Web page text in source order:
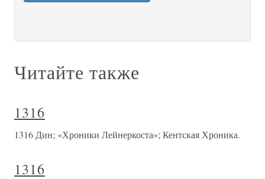
Читайте также
1316
1316 Дин; «Хроники Лейнеркоста»; Кентская Хроника.
1316